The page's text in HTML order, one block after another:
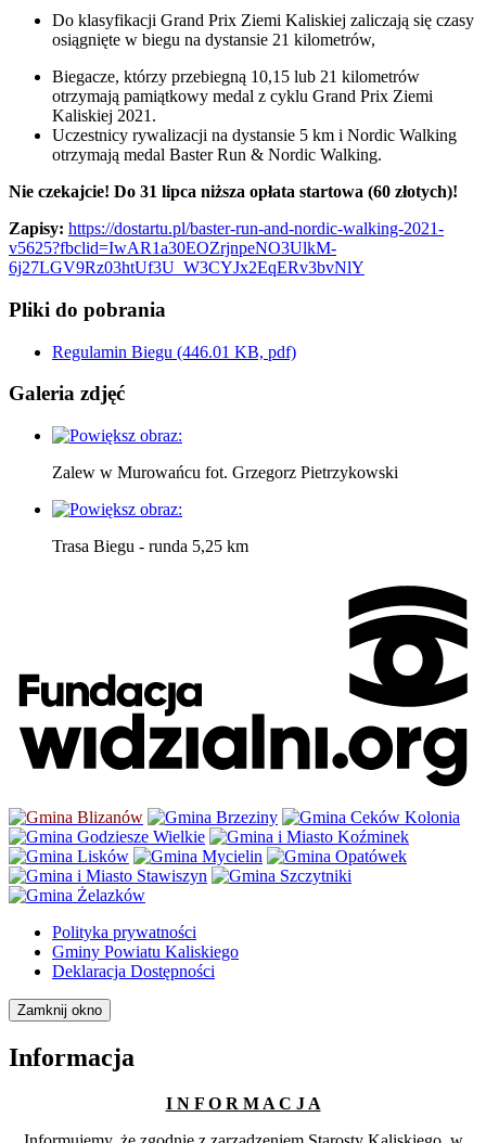
Do klasyfikacji Grand Prix Ziemi Kaliskiej zaliczają się czasy
osiągnięte w biegu na dystansie 21 kilometrów,
Biegacze, którzy przebiegną 10,15 lub 21 kilometrów
otrzymają pamiątkowy medal z cyklu Grand Prix Ziemi
Kaliskiej 2021.
Uczestnicy rywalizacji na dystansie 5 km i Nordic Walking
otrzymają medal Baster Run & Nordic Walking.
Nie czekajcie! Do 31 lipca niższa opłata startowa (60 złotych)!
Zapisy: https://dostartu.pl/baster-run-and-nordic-walking-2021-
v5625?fbclid=IwAR1a30EOZrjnpeNO3UlkM-
6j27LGV9Rz03htUf3U_W3CYJx2EqERv3bvNlY
Pliki do pobrania
Regulamin Biegu (446.01 KB, pdf)
Galeria zdjęć
Zalew w Murowańcu fot. Grzegorz Pietrzykowski
Trasa Biegu - runda 5,25 km
Polityka prywatności
Gminy Powiatu Kaliskiego
Deklaracja Dostępności
Zamknij okno
Informacja
I N F O R M A C J A